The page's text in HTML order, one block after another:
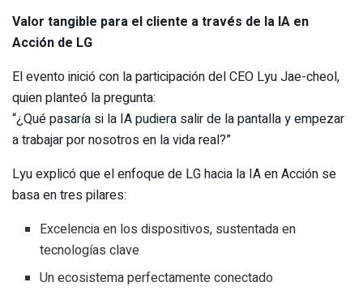
Valor tangible para el cliente a través de la IA en
Acción de LG
El evento inició con la participación del CEO Lyu Jae-cheol,
quien planteó la pregunta:
“¿Qué pasaría si la IA pudiera salir de la pantalla y empezar
a trabajar por nosotros en la vida real?”
Lyu explicó que el enfoque de LG hacia la IA en Acción se
basa en tres pilares:
Excelencia en los dispositivos, sustentada en
tecnologías clave
Un ecosistema perfectamente conectado